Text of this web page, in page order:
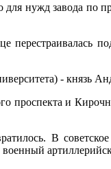
нужд завода по
перестраивалась
- князь
проспекта и
В советское